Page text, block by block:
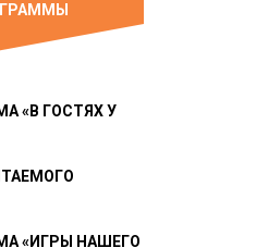
«В ГОСТЯХ У
«ИГРЫ НАШЕГО